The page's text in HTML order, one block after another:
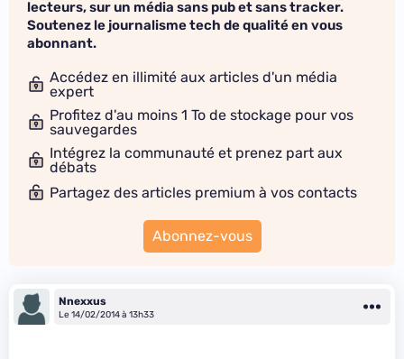
lecteurs, sur un média sans pub et sans tracker.
Soutenez le journalisme tech de qualité en vous
abonnant.
Accédez en illimité aux articles d'un média
expert
Profitez d'au moins 1 To de stockage pour vos
sauvegardes
Intégrez la communauté et prenez part aux
débats
Partagez des articles premium à vos contacts
Abonnez-vous
Nnexxus
Le 14/02/2014 à 13h33